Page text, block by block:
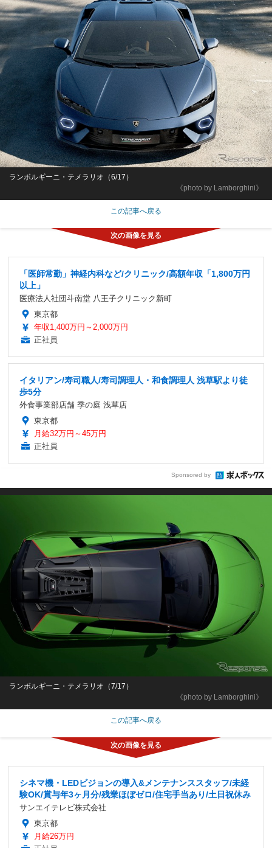
《photo by Lamborghini》
ランボルギーニ・テメラリオ（6/17）
この記事へ戻る
「医師常勤」神経内科など/クリニック/高額年収「1,800万円
以上」
医療法人社団斗南堂 八王子クリニック新町
東京都
年収1,400万円～2,000万円
正社員
イタリアン/寿司職人/寿司調理人・和食調理人 浅草駅より徒
歩5分
外食事業部店舗 季の庭 浅草店
東京都
月給32万円～45万円
正社員
Sponsored by
《photo by Lamborghini》
ランボルギーニ・テメラリオ（7/17）
この記事へ戻る
シネマ機・LEDビジョンの導入&メンテナンススタッフ/未経
験OK/賞与年3ヶ月分/残業ほぼゼロ/住宅手当あり/土日祝休み
サンエイテレビ株式会社
東京都
月給26万円